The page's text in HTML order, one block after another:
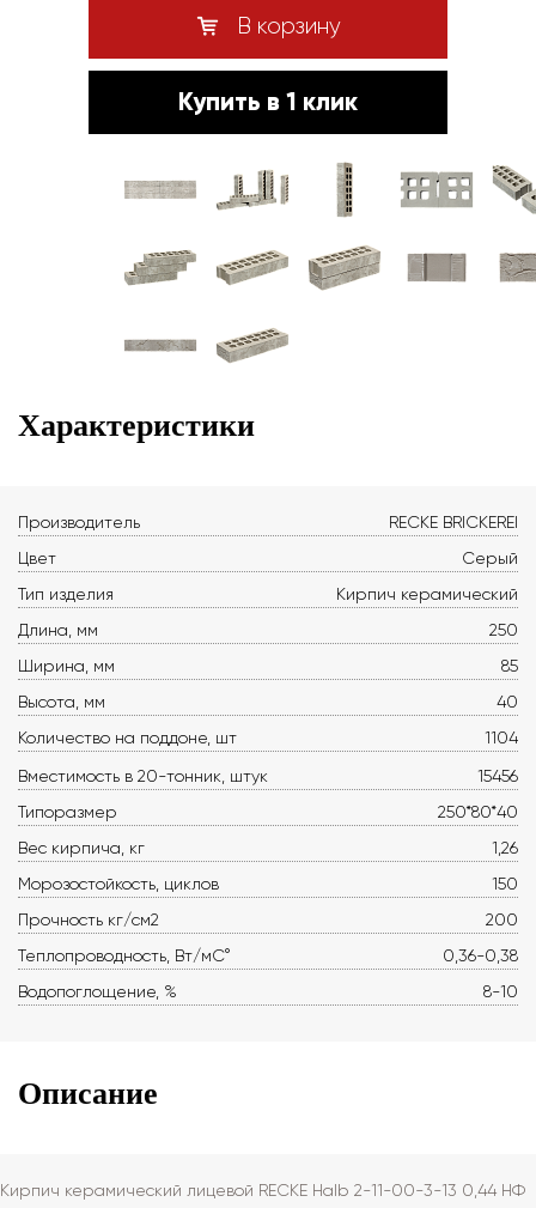
В корзину
Купить в 1 клик
Характеристики
Производитель
RECKE BRICKEREI
Цвет
Серый
Тип изделия
Кирпич керамический
Длина, мм
250
Ширина, мм
85
Высота, мм
40
Количество на поддоне, шт
1104
Вместимость в 20-тонник, штук
15456
Типоразмер
250*80*40
Вес кирпича, кг
1,26
Морозостойкость, циклов
150
Прочность кг/см2
200
Теплопроводность, Вт/мС°
0,36-0,38
Водопоглощение, %
8-10
Описание
Кирпич керамический лицевой RECKE Halb 2-11-00-3-13 0,44 НФ